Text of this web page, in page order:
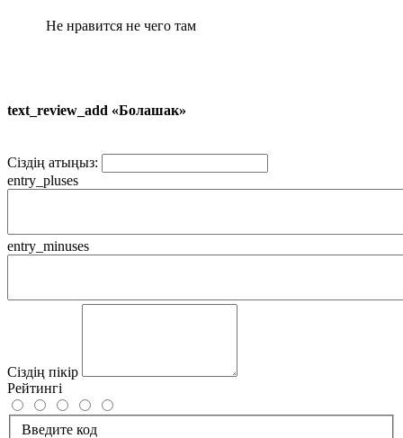
Не нравится не чего там
text_review_add «Болашак»
Сіздің атыңыз:
entry_pluses
entry_minuses
Сіздің пікір
Рейтингі
Введите код